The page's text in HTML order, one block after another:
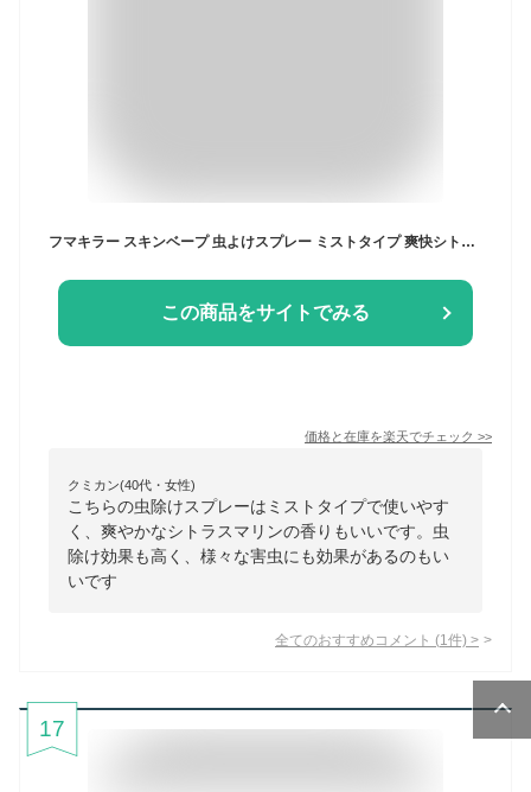
フマキラー スキンベープ 虫よけスプレー ミストタイプ 爽快シトラスマリンの香り(200ml)【inse_4】【スキンベープ】
この商品をサイトでみる
価格と在庫を楽天でチェック >>
クミカン(40代・女性)
こちらの虫除けスプレーはミストタイプで使いやす
く、爽やかなシトラスマリンの香りもいいです。虫
除け効果も高く、様々な害虫にも効果があるのもい
いです
全てのおすすめコメント (1 件) >
17